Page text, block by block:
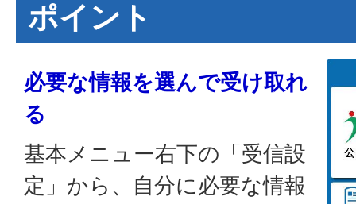
ポイント
必要な情報を選んで受け取れ
る
基本メニュー右下の「受信設
定」から、自分に必要な情報